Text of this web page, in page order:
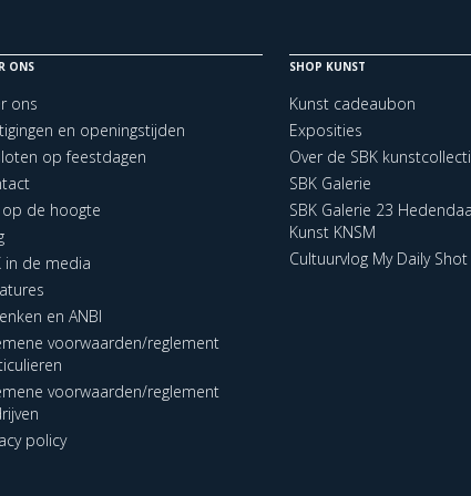
ONS
ons
en openingstijden
op feestdagen
op de hoogte
in de media
en ANBI
voorwaarden/reglement
voorwaarden/reglement
policy
SHOP KUNST
Kunst cadeaubon
Exposities
Over de SBK
SBK Galerie
SBK Galerie 23
Kunst KNSM
Cultuurvlog My Daily